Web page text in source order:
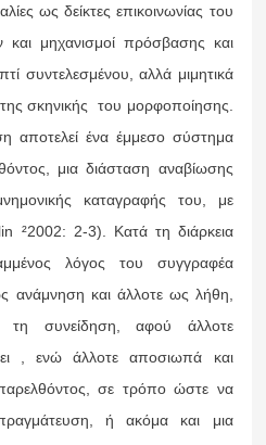
ως δείκτες επικοινωνίας του
μηχανισμοί πρόσβασης και
συντελεσμένου, αλλά μιμητικά
σκηνικής του μορφοποίησης.
αποτελεί ένα έμμεσο σύστημα
μια διάσταση αναβίωσης
καταγραφής του, με
²2002: 2-3). Κατά τη διάρκεια
λόγος του συγγραφέα
ανάμνηση και άλλοτε ως λήθη,
τη συνείδηση, αφού άλλοτε
, ενώ άλλοτε αποσιωπά και
σε τρόπο ώστε να
ή ακόμα και μια